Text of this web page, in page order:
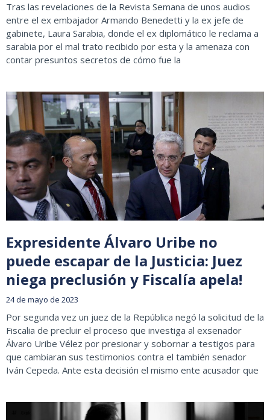
Tras las revelaciones de la Revista Semana de unos audios
entre el ex embajador Armando Benedetti y la ex jefe de
gabinete, Laura Sarabia, donde el ex diplomático le reclama a
sarabia por el mal trato recibido por esta y la amenaza con
contar presuntos secretos de cómo fue la
Expresidente Álvaro Uribe no
puede escapar de la Justicia: Juez
niega preclusión y Fiscalía apela!
24 de mayo de 2023
Por segunda vez un juez de la República negó la solicitud de la
Fiscalia de precluir el proceso que investiga al exsenador
Álvaro Uribe Vélez por presionar y sobornar a testigos para
que cambiaran sus testimonios contra el también senador
Iván Cepeda. Ante esta decisión el mismo ente acusador que